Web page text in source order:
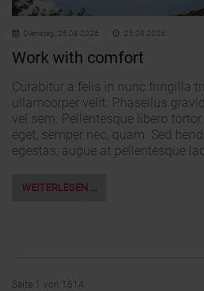
Dienstag, 25.08.2026 25.08.2026
Work with comfort
Curabitur a felis in nunc fringilla
ullamcorper velit. Phasellus
vel sem. Pellentesque libero
eget, semper nec, quam. Sed
egestas, augue at pellentesque
WEITERLESEN …
Seite 1 von 1614